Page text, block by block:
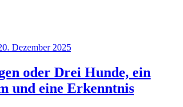
Dezember 2025
oder Drei Hunde, ein
und eine Erkenntnis